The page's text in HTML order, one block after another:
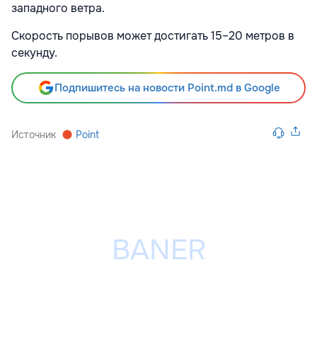
западного ветра.
Скорость порывов может достигать 15–20 метров в
секунду.
Подпишитесь на новости Point.md в Google
Источник Point